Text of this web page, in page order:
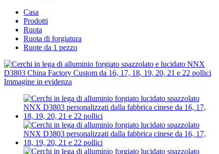
Casa
Prodotti
Ruota
Ruota di forgiatura
Ruote da 1 pezzo